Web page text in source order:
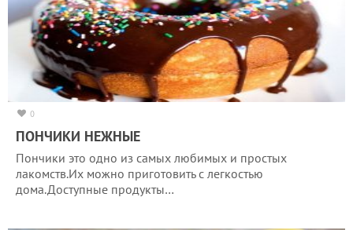
0
ПОНЧИКИ НЕЖНЫЕ
Пончики это одно из самых любимых и простых
лакомств.Их можно приготовить с легкостью
дома.Доступные продукты…